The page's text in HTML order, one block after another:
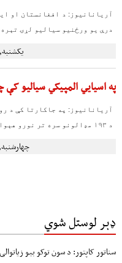
آریانانیوز: د افغانستان او
درې یو ورځنیو سیالیو لړۍ
یکشنبه, 2 سپتامبر , 2018
په اسیايي المپیکي سیالیو
آریانانیوز: په جاکارتا کې د
د ۱۹۳ مډالونو سره تر نورو هېوادونو مخکې دی.
چهارشنبه, 29 آگوست , 2018
ډېر لوستل شوي
سناتور کاپتور: د سون توکو بیو